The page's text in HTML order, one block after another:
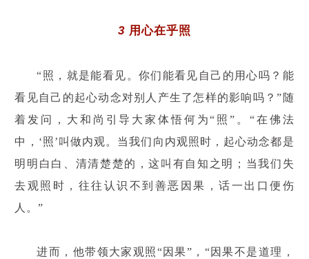
3用心在乎照
“照，就是能看见。你们能看见自己的用心吗？能
看见自己的起心动念对别人产生了怎样的影响吗？”随
着发问，大和尚引导大家体悟何为“照”。“在佛法
中，‘照’叫做内观。当我们向内观照时，起心动念都是
明明白白、清清楚楚的，这叫有自知之明；当我们失
去观照时，往往认识不到善恶因果，话一出口便伤
人。”
进而，他带领大家观照“因果”，“因果不是道理，